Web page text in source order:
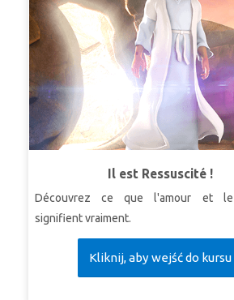
Il est Ressuscité !
Découvrez ce que l'amour et le
signifient vraiment.
Kliknij, aby wejść do kursu